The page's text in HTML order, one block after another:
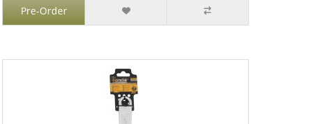
Pre-Order